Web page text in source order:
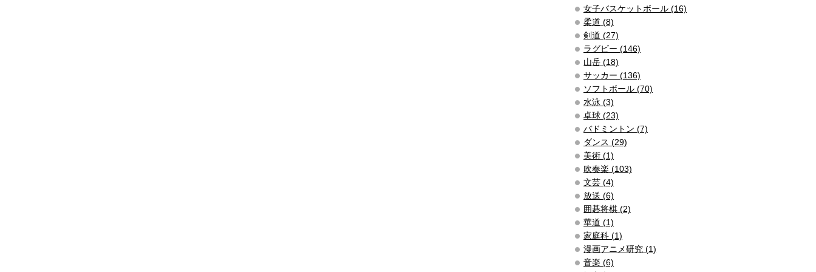
女子バスケットボール (16)
柔道 (8)
剣道 (27)
ラグビー (146)
山岳 (18)
サッカー (136)
ソフトボール (70)
水泳 (3)
卓球 (23)
バドミントン (7)
ダンス (29)
美術 (1)
吹奏楽 (103)
文芸 (4)
放送 (6)
囲碁将棋 (2)
華道 (1)
家庭科 (1)
漫画アニメ研究 (1)
音楽 (6)